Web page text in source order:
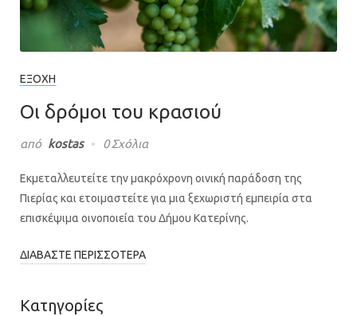
ΕΞΟΧΉ
Οι δρόμοι του κρασιού
από kostas 0 Σχόλια
Εκμεταλλευτείτε την μακρόχρονη οινική παράδοση της
Πιερίας και ετοιμαστείτε για μια ξεχωριστή εμπειρία στα
επισκέψιμα οινοποιεία του Δήμου Κατερίνης.
ΔΙΑΒΆΣΤΕ ΠΕΡΙΣΣΌΤΕΡΑ
Κατηγορίες